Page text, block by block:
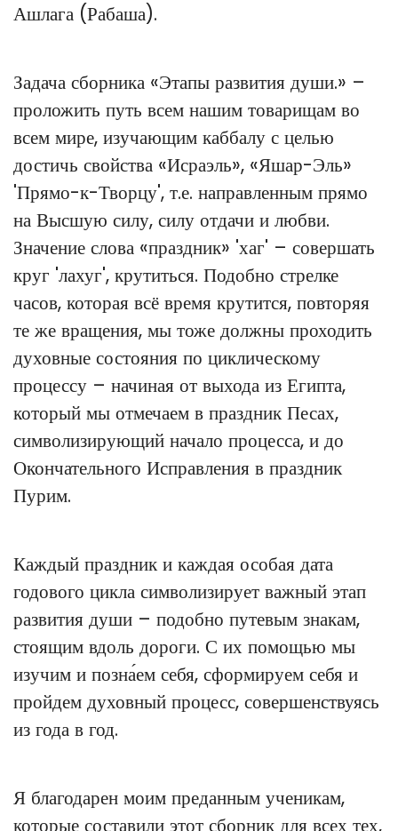
Ашлага (Рабаша).
Задача сборника «Этапы развития души.» –
проложить путь всем нашим товарищам во
всем мире, изучающим каббалу с целью
достичь свойства «Исраэль», «Яшар-Эль»
'Прямо-к-Творцу', т.е. направленным прямо
на Высшую силу, силу отдачи и любви.
Значение слова «праздник» 'хаг' – совершать
круг 'лахуг', крутиться. Подобно стрелке
часов, которая всё время крутится, повторяя
те же вращения, мы тоже должны проходить
духовные состояния по циклическому
процессу – начиная от выхода из Египта,
который мы отмечаем в праздник Песах,
символизирующий начало процесса, и до
Окончательного Исправления в праздник
Пурим.
Каждый праздник и каждая особая дата
годового цикла символизирует важный этап
развития души – подобно путевым знакам,
стоящим вдоль дороги. С их помощью мы
изучим и позна́ем себя, сформируем себя и
пройдем духовный процесс, совершенствуясь
из года в год.
Я благодарен моим преданным ученикам,
которые составили этот сборник для всех тех,